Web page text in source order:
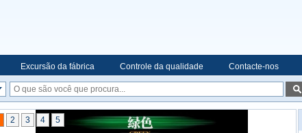
Excursão da fábrica Controle da qualidade Contacte-nos
2 3 4 5